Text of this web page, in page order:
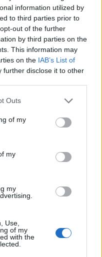
information utilized by
to third parties prior to
out of the further
by third parties on the
This information may
on the IAB’s List of
further disclose it to other
Outs
of my
my
my
Use,
of my
with the